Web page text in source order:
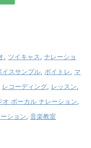
, ツイキャス, ナレーショ
イスサンプル, ボイトレ, マ
レコーディング, レッスン,
ボーカル ナレーション,
ション, 音楽教室